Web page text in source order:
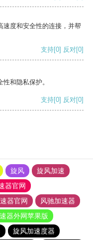
速度和安全性的连接，并帮
支持[0] 反对[0]
和隐私保护。
支持[0] 反对[0]
旋风
旋风加速
器官网
器官网
风驰加速器
器外网苹果版
旋风加速度器